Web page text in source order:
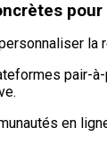
la
pair-
en